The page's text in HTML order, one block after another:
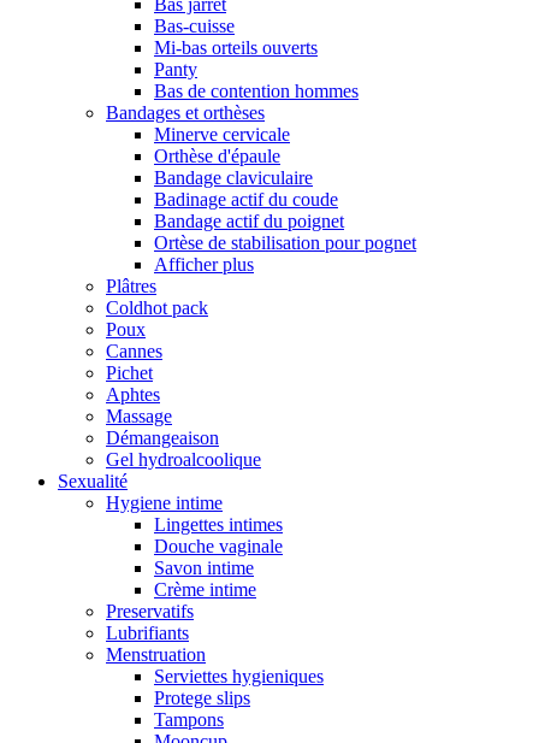
Bas-cuisse
Mi-bas orteils ouverts
Panty
Bas de contention hommes
Bandages et orthèses
Minerve cervicale
Orthèse d'épaule
Bandage claviculaire
Badinage actif du coude
Bandage actif du poignet
Ortèse de stabilisation pour pognet
Afficher plus
Plâtres
Coldhot pack
Poux
Cannes
Pichet
Aphtes
Massage
Démangeaison
Gel hydroalcoolique
Sexualité
Hygiene intime
Lingettes intimes
Douche vaginale
Savon intime
Crème intime
Preservatifs
Lubrifiants
Menstruation
Serviettes hygieniques
Protege slips
Tampons